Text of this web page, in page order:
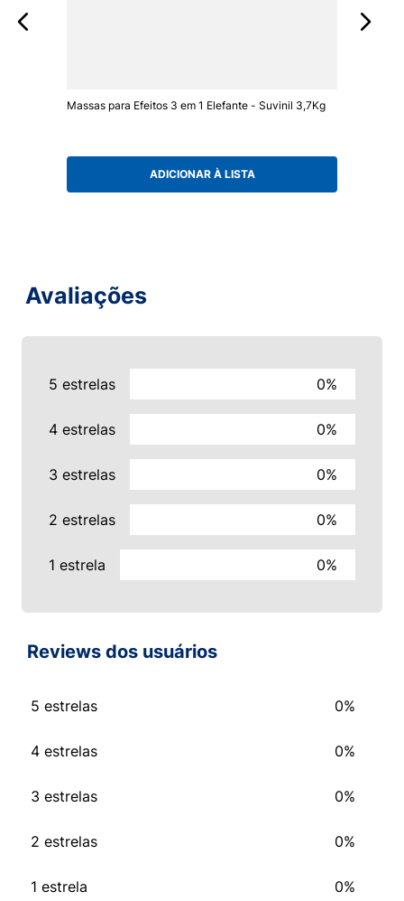
Massas para Efeitos 3 em 1 Elefante - Suvinil 3,7Kg
ADICIONAR À LISTA
Avaliações
5 estrelas 0%
4 estrelas 0%
3 estrelas 0%
2 estrelas 0%
1 estrela 0%
Reviews dos usuários
5 estrelas 0%
4 estrelas 0%
3 estrelas 0%
2 estrelas 0%
1 estrela 0%